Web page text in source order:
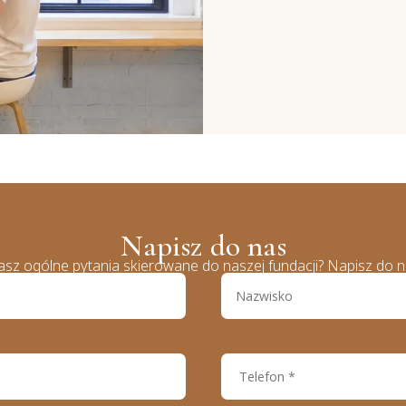
Napisz do nas
ogólne pytania skierowane do naszej fundacji? Napisz do